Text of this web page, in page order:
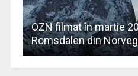
OZN filmat în martie
Romsdalen din